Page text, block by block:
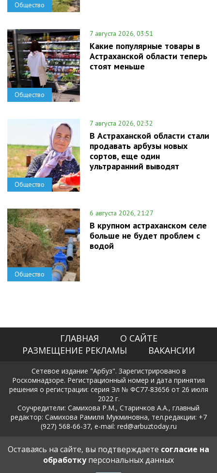
Общество
Общество
7 августа 2026, 03:51
Какие популярные товары в
Астраханской области теперь
стоят меньше
Общество
7 августа 2026, 02:32
В Астраханской области стали
продавать арбузы новых
сортов, еще один
ультраранний выводят
Общество
6 августа 2026, 21:27
В крупном астраханском селе
больше не будет проблем с
водой
ГЛАВНАЯ
О САЙТЕ
РАЗМЕЩЕНИЕ РЕКЛАМЫ
ВАКАНСИИ
Сетевое издание "Арбуз". Зарегистрировано в
Роскомнадзоре. Регистрационный номер и дата принятия
решения о регистрации: серия Эл № ФС77-83656 от 26 июля
2022 г.
Соучредители: Самихова Р.М., Старичков А.А., главный
редактор: Самихова Рамиля Мукминовна, тел.редакции: +7
(927) 568-66-37, e-mail: red@arbuztoday.ru
Политика в отношении обработки и защиты персональных
данных
Оставаясь на сайте, вы подтверждаете согласие на
обработкуперсональных данных